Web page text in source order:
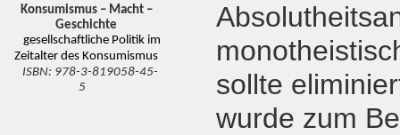
Konsumismus – Macht –
Geschichte
gesellschaftliche Politik im
Zeitalter des Konsumismus
ISBN: 978-3-819058-45-
5
sollte
wurde zum